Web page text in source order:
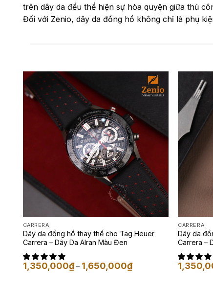
trên dây da đều thể hiện sự hòa quyện giữa thủ
Đối với Zenio, dây da đồng hồ không chỉ là phụ
CARRERA
Dây da đồng hồ thay thế cho Tag Heuer
Carrera – Dây Da Alran Màu Đen
1,350,000₫ – 1,650,000₫Khoảng
giá:
CARRERA
Dây da
Carrera –